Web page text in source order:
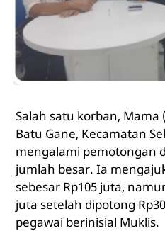
Salah satu korban, Mama
Batu Gane, Kecamatan
mengalami pemotongan
jumlah besar. Ia
sebesar Rp105 juta,
juta setelah dipotong
pegawai berinisial Muklis.